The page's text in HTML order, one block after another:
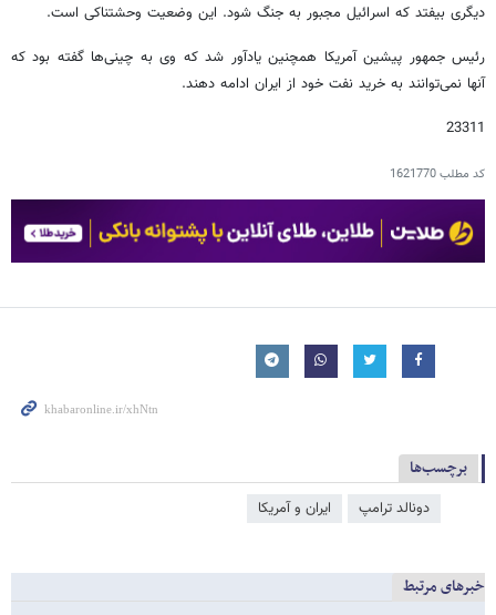
دیگری بیفتد که اسرائیل مجبور به جنگ شود. این وضعیت وحشتناکی است.
رئیس جمهور پیشین آمریکا همچنین یادآور شد که وی به چینی‌ها گفته بود که
آنها نمی‌توانند به خرید نفت خود از ایران ادامه دهند.
23311
کد مطلب1621770
برچسب‌ها
دونالد ترامپ ایران و آمریکا
خبرهای مرتبط